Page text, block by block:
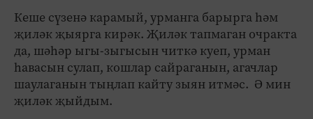
Кеше сүзенә карамый, урманга барырга һәм
җиләк җыярга кирәк. Җиләк тапмаган очракта
да, шәһәр ыгы-зыгысын читкә куеп, урман
һавасын сулап, кошлар сайраганын, агачлар
шаулаганын тыңлап кайту зыян итмәс. Ә мин
җиләк җыйдым.